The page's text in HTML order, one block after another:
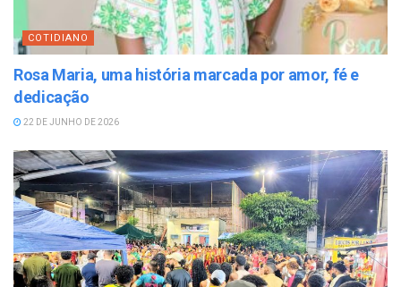
COTIDIANO
Rosa Maria, uma história marcada por amor, fé e
dedicação
22 DE JUNHO DE 2026